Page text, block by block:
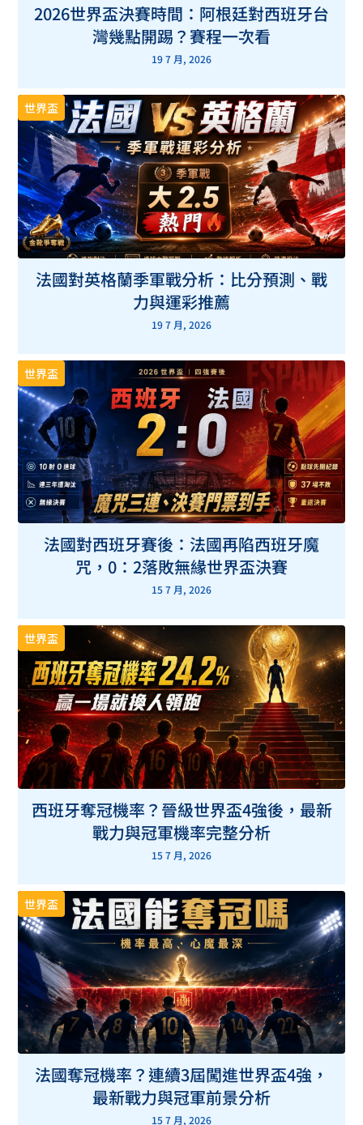
2026世界盃決賽時間：阿根廷對西班牙台
灣幾點開踢？賽程一次看
19 7 月, 2026
世界盃
法國對英格蘭季軍戰分析：比分預測、戰
力與運彩推薦
19 7 月, 2026
世界盃
法國對西班牙賽後：法國再陷西班牙魔
咒，0：2落敗無緣世界盃決賽
15 7 月, 2026
世界盃
西班牙奪冠機率？晉級世界盃4強後，最新
戰力與冠軍機率完整分析
15 7 月, 2026
世界盃
法國奪冠機率？連續3屆闖進世界盃4強，
最新戰力與冠軍前景分析
15 7 月, 2026